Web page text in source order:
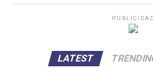
PUBLICIDAD
LATEST